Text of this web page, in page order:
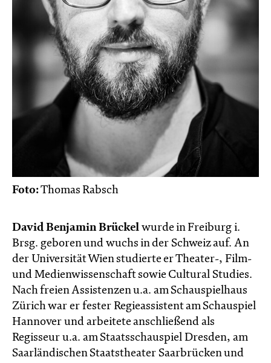
Foto:Thomas Rabsch
David Benjamin Brückel wurde in Freiburg i.
Brsg. geboren und wuchs in der Schweiz auf. An
der Universität Wien studierte er Theater-, Film-
und Medienwissenschaft sowie Cultural Studies.
Nach freien Assistenzen u.a. am Schauspielhaus
Zürich war er fester Regieassistent am Schauspiel
Hannover und arbeitete anschließend als
Regisseur u.a. am Staatsschauspiel Dresden, am
Saarländischen Staatstheater Saarbrücken und